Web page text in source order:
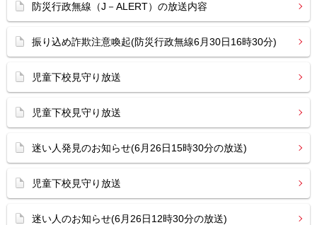
防災行政無線（J－ALERT）の放送内容
振り込め詐欺注意喚起(防災行政無線6月30日16時30分)
児童下校見守り放送
児童下校見守り放送
迷い人発見のお知らせ(6月26日15時30分の放送)
児童下校見守り放送
迷い人のお知らせ(6月26日12時30分の放送)